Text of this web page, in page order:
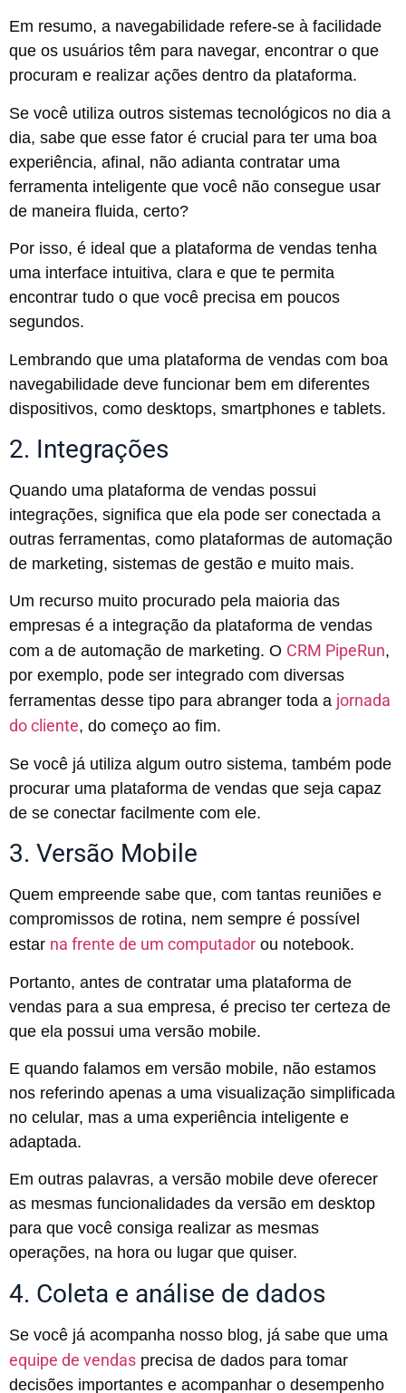
Em resumo, a navegabilidade refere-se à facilidade
que os usuários têm para navegar, encontrar o que
procuram e realizar ações dentro da plataforma.
Se você utiliza outros sistemas tecnológicos no dia a
dia, sabe que esse fator é crucial para ter uma boa
experiência, afinal, não adianta contratar uma
ferramenta inteligente que você não consegue usar
de maneira fluida, certo?
Por isso, é ideal que a plataforma de vendas tenha
uma interface intuitiva, clara e que te permita
encontrar tudo o que você precisa em poucos
segundos.
Lembrando que uma plataforma de vendas com boa
navegabilidade deve funcionar bem em diferentes
dispositivos, como desktops, smartphones e tablets.
2. Integrações
Quando uma plataforma de vendas possui
integrações, significa que ela pode ser conectada a
outras ferramentas, como plataformas de automação
de marketing, sistemas de gestão e muito mais.
Um recurso muito procurado pela maioria das
empresas é a integração da plataforma de vendas
com a de automação de marketing. O CRM PipeRun,
por exemplo, pode ser integrado com diversas
ferramentas desse tipo para abranger toda a jornada
do cliente, do começo ao fim.
Se você já utiliza algum outro sistema, também pode
procurar uma plataforma de vendas que seja capaz
de se conectar facilmente com ele.
3. Versão Mobile
Quem empreende sabe que, com tantas reuniões e
compromissos de rotina, nem sempre é possível
estar na frente de um computador ou notebook.
Portanto, antes de contratar uma plataforma de
vendas para a sua empresa, é preciso ter certeza de
que ela possui uma versão mobile.
E quando falamos em versão mobile, não estamos
nos referindo apenas a uma visualização simplificada
no celular, mas a uma experiência inteligente e
adaptada.
Em outras palavras, a versão mobile deve oferecer
as mesmas funcionalidades da versão em desktop
para que você consiga realizar as mesmas
operações, na hora ou lugar que quiser.
4. Coleta e análise de dados
Se você já acompanha nosso blog, já sabe que uma
equipe de vendas precisa de dados para tomar
decisões importantes e acompanhar o desempenho